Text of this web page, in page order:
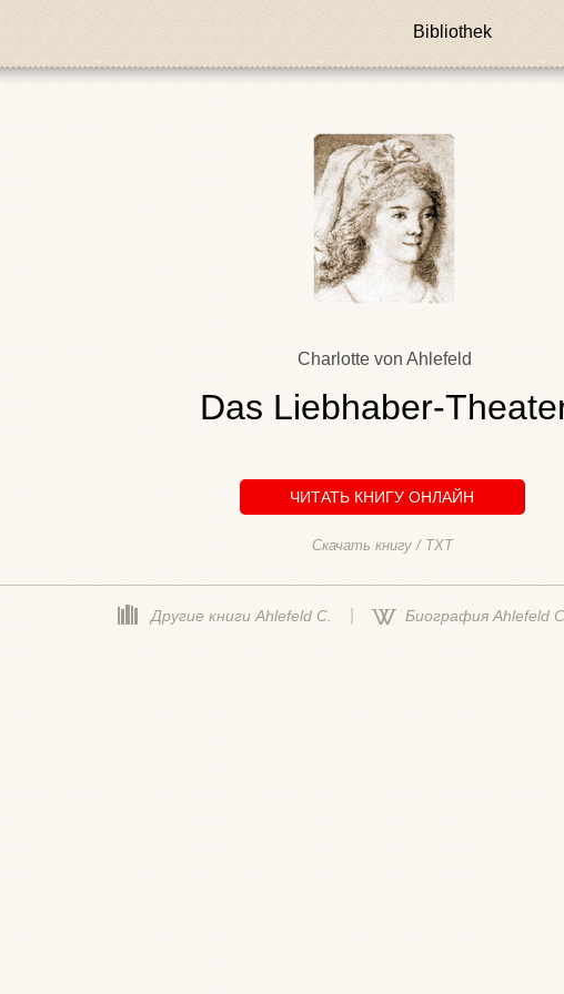
Bibliothek
Charlotte von Ahlefeld
Das Liebhaber-
ЧИТАТЬ КНИГУ ОНЛАЙН
Скачать книгу / TXT
Другие книги Ahlefeld C. Биография Ahlefeld